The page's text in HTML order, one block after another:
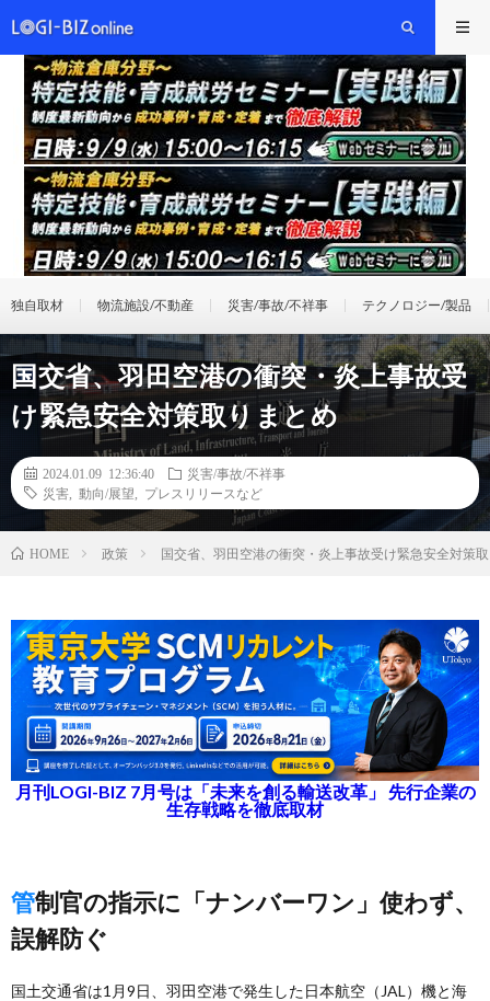
独自取材 物流施設/不動産 災害/事故/不祥事 テクノロジー/製品
国交省、羽田空港の衝突・炎上事故受
け緊急安全対策取りまとめ
2024.01.09 12:36:40
災害/事故/不祥事
災害
動向/展望 プレスリリースなど
HOME 政策 国交省、羽田空港の衝突・炎上事故受け緊急安全対策
月刊LOGI-BIZ 7月号は「未来を創る輸送改革」 先行企業の
生存戦略を徹底取材
管制官の指示に「ナンバーワン」使わず、
誤解防ぐ
国土交通省は1月9日、羽田空港で発生した日本航空（JAL）機と海